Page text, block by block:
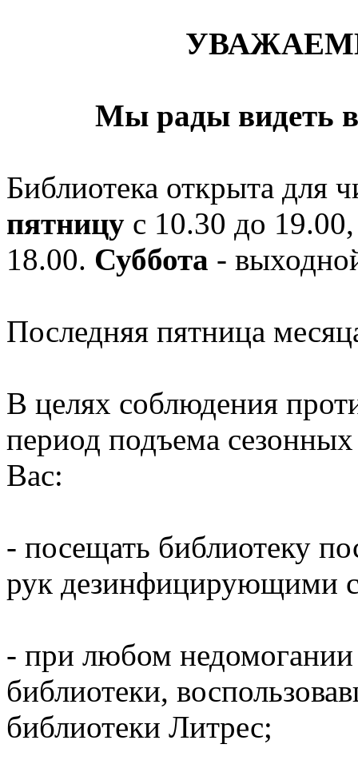
Мы рады видеть
Библиотека открыта для
пятницу с 10.30 до
18.00. Суббота -
Последняя пятница
В целях соблюдения
период подъема
Вас:
- посещать библиотеку
рук дезинфицирующими
- при любом недомогании
библиотеки,
библиотеки Литрес;